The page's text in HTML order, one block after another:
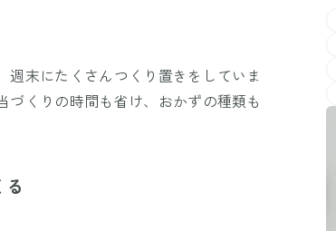
末にたくさんつくり置きをしていま
くりの時間も省け、おかずの種類も